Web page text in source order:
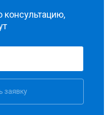
консультацию,
заявку